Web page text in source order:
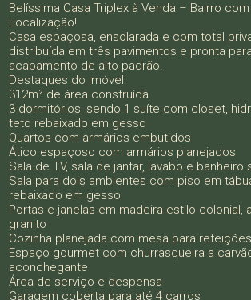
Belíssima Casa Triplex à Venda – Bairro
Localização!
Casa espaçosa, ensolarada e com total
distribuída em três pavimentos e pronta
acabamento de alto padrão.
Destaques do Imóvel:
312m² de área construída
3 dormitórios, sendo 1 suíte com closet,
teto rebaixado em gesso
Quartos com armários embutidos
Ático espaçoso com armários planejados
Sala de TV, sala de jantar, lavabo e banheiro
Sala para dois ambientes com piso em
rebaixado em gesso
Portas e janelas em madeira estilo colonial,
granito
Cozinha planejada com mesa para
Espaço gourmet com churrasqueira a
aconchegante
Área de serviço e despensa
Garagem coberta para até 4 carros